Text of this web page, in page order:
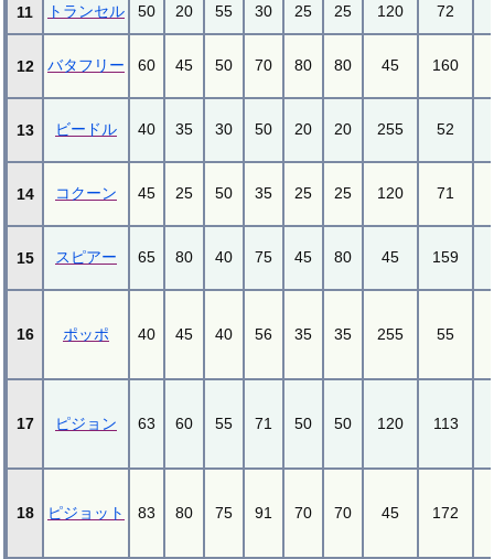
11 トランセル 50 20 55 30 25 25 120 72
12 バタフリー 60 45 50 70 80 80 45 160
13 ビードル 40 35 30 50 20 20 255 52
14 コクーン 45 25 50 35 25 25 120 71
15 スピアー 65 80 40 75 45 80 45 159
16 ポッポ 40 45 40 56 35 35 255 55
17 ピジョン 63 60 55 71 50 50 120 113
18 ピジョット 83 80 75 91 70 70 45 172